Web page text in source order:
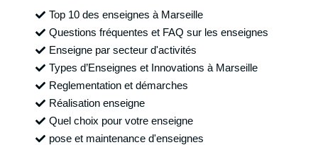
Top 10 des enseignes à Marseille
Questions fréquentes et FAQ sur les enseignes
Enseigne par secteur d'activités
Types d’Enseignes et Innovations à Marseille
Reglementation et démarches
Réalisation enseigne
Quel choix pour votre enseigne
pose et maintenance d'enseignes